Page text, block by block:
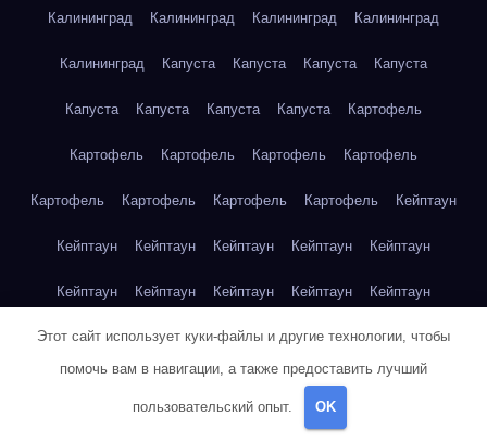
Калининград Калининград Калининград Калининград
Калининград Капуста Капуста Капуста Капуста
Капуста Капуста Капуста Капуста Картофель
Картофель Картофель Картофель Картофель
Картофель Картофель Картофель Картофель Кейптаун
Кейптаун Кейптаун Кейптаун Кейптаун Кейптаун
Кейптаун Кейптаун Кейптаун Кейптаун Кейптаун
Кейптаун Кейптаун Кейптаун Кейптаун Кейптаун
Кейптаун
Клубника
Этот сайт использует куки-файлы и другие технологии, чтобы
помочь вам в навигации, а также предоставить лучший
пользовательский опыт. OK